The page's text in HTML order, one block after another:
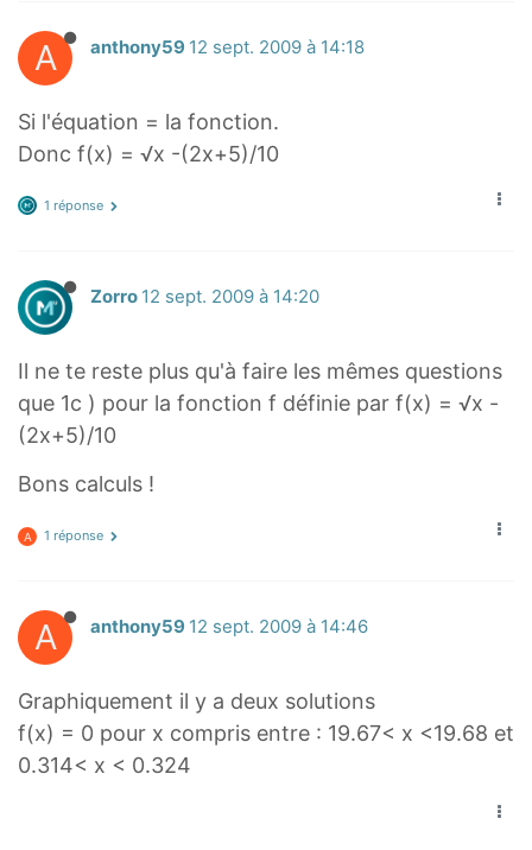
A anthony59 12 sept. 2009 à 14:18
Si l'équation = la fonction.
Donc f(x) = √x -(2x+5)/10
1 réponse
Zorro 12 sept. 2009 à 14:20
Il ne te reste plus qu'à faire les mêmes questions
que 1c ) pour la fonction f définie par f(x) = √x -
(2x+5)/10
Bons calculs !
A 1 réponse
A anthony59 12 sept. 2009 à 14:46
Graphiquement il y a deux solutions
f(x) = 0 pour x compris entre : 19.67< x <19.68 et
0.314< x < 0.324